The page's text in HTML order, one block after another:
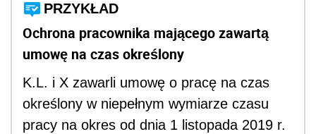
PRZYKŁAD
Ochrona pracownika mającego zawartą
umowę na czas określony
K.L. i X zawarli umowę o pracę na czas
określony w niepełnym wymiarze czasu
pracy na okres od dnia 1 listopada 2019 r.